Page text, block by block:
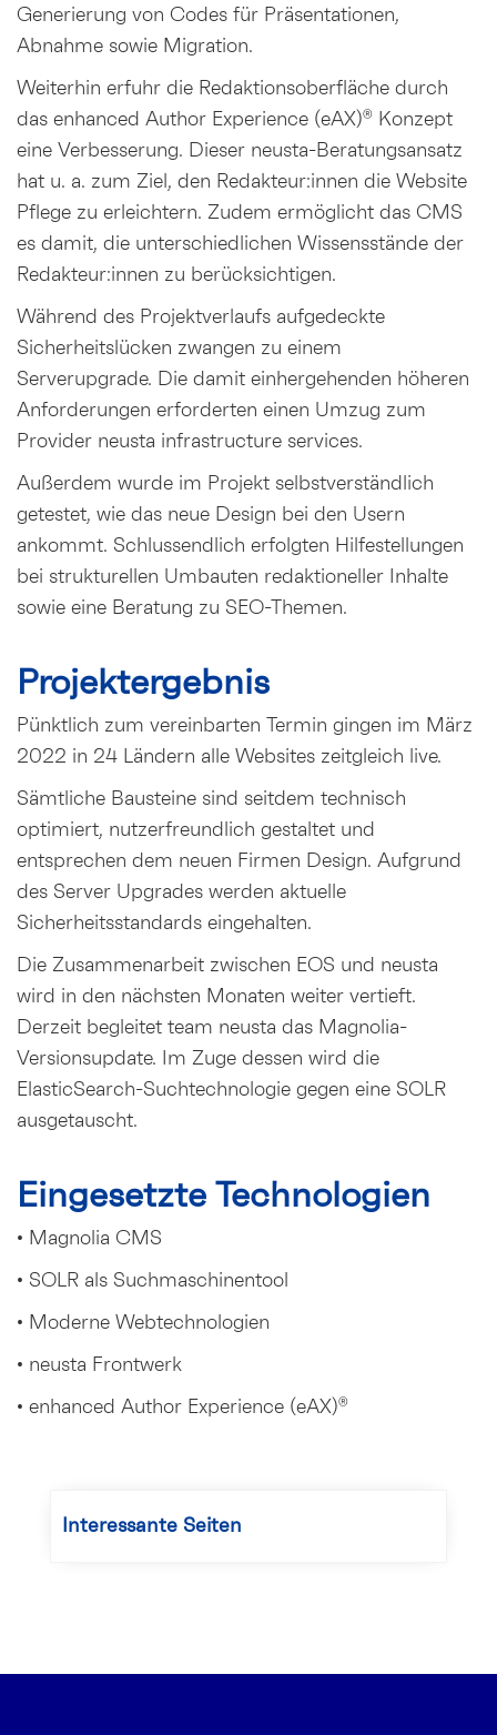
Generierung von Codes für Präsentationen,
Abnahme sowie Migration.
Weiterhin erfuhr die Redaktionsoberfläche durch
das enhanced Author Experience (eAX)® Konzept
eine Verbesserung. Dieser neusta-Beratungsansatz
hat u. a. zum Ziel, den Redakteur:innen die Website
Pflege zu erleichtern. Zudem ermöglicht das CMS
es damit, die unterschiedlichen Wissensstände der
Redakteur:innen zu berücksichtigen.
Während des Projektverlaufs aufgedeckte
Sicherheitslücken zwangen zu einem
Serverupgrade. Die damit einhergehenden höheren
Anforderungen erforderten einen Umzug zum
Provider neusta infrastructure services.
Außerdem wurde im Projekt selbstverständlich
getestet, wie das neue Design bei den Usern
ankommt. Schlussendlich erfolgten Hilfestellungen
bei strukturellen Umbauten redaktioneller Inhalte
sowie eine Beratung zu SEO-Themen.
Projektergebnis
Pünktlich zum vereinbarten Termin gingen im März
2022 in 24 Ländern alle Websites zeitgleich live.
Sämtliche Bausteine sind seitdem technisch
optimiert, nutzerfreundlich gestaltet und
entsprechen dem neuen Firmen Design. Aufgrund
des Server Upgrades werden aktuelle
Sicherheitsstandards eingehalten.
Die Zusammenarbeit zwischen EOS und neusta
wird in den nächsten Monaten weiter vertieft.
Derzeit begleitet team neusta das Magnolia-
Versionsupdate. Im Zuge dessen wird die
ElasticSearch-Suchtechnologie gegen eine SOLR
ausgetauscht.
Eingesetzte Technologien
• Magnolia CMS
• SOLR als Suchmaschinentool
• Moderne Webtechnologien
• neusta Frontwerk
• enhanced Author Experience (eAX)®
Interessante Seiten